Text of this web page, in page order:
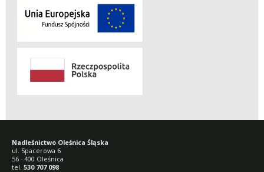
Nadleśnictwo Oleśnica Śląska
ul. Spacerowa 6
56 - 400 Oleśnica
tel. 530 707 098